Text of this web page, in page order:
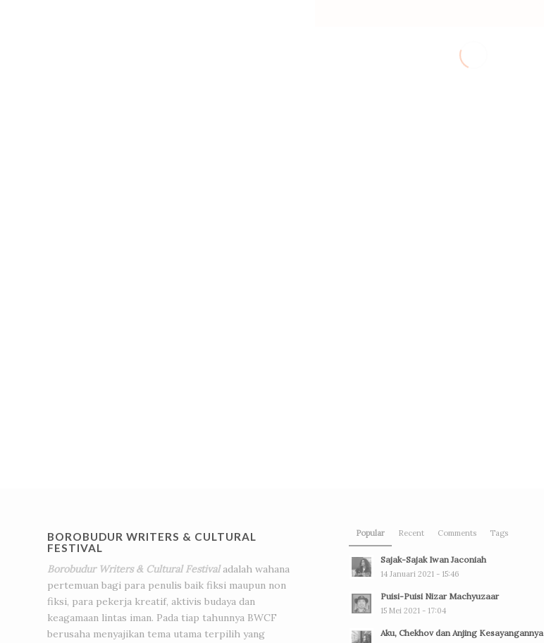
BOROBUDUR WRITERS & CULTURAL
FESTIVAL
Borobudur Writers & Cultural Festivaladalah wahana
pertemuan bagi para penulis baik fiksi maupun non
fiksi, para pekerja kreatif, aktivis budaya dan
keagamaan lintas iman. Pada tiap tahunnya BWCF
berusaha menyajikan tema utama terpilih yang
Popular Recent Comments Tags
Sajak-Sajak Iwan Jaconiah
14 Januari 2021 - 15:46
Puisi-Puisi Nizar Machyuzaar
15 Mei 2021 - 17:04
Aku, Chekhov dan Anjing Kesayangannya